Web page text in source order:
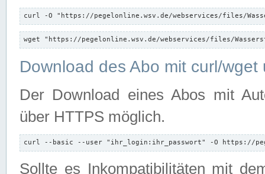
curl -O "https://pegelonline.wsv.de/webservices/files/
wget "https://pegelonline.wsv.de/webservices/files/
Download des Abo mit curl/
Der Download eines Abos mit
über HTTPS möglich.
curl --basic --user "ihr_login:ihr_passwort" -O https://
Sollte es Inkompatibilitäten mit